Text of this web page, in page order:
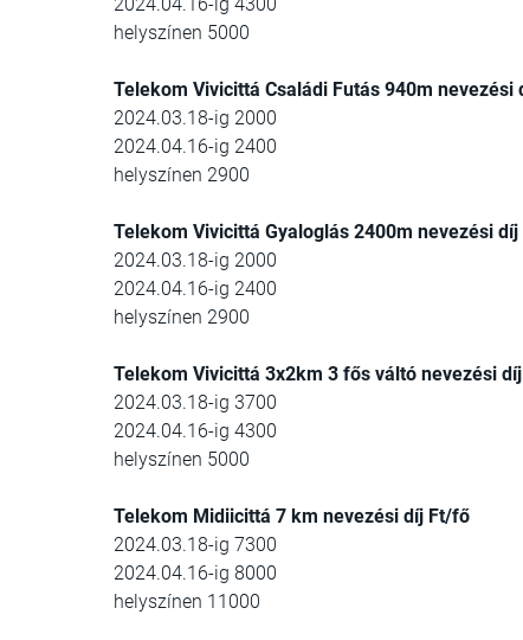
helyszínen 5000
Telekom Vivicittá Családi Futás 940m nevezési
2024.03.18-ig 2000
2024.04.16-ig 2400
helyszínen 2900
Telekom Vivicittá Gyaloglás 2400m nevezési
2024.03.18-ig 2000
2024.04.16-ig 2400
helyszínen 2900
Telekom Vivicittá 3x2km 3 fős váltó nevezési
2024.03.18-ig 3700
2024.04.16-ig 4300
helyszínen 5000
Telekom Midiicittá 7 km nevezési díj Ft/fő
2024.03.18-ig 7300
2024.04.16-ig 8000
helyszínen 11000